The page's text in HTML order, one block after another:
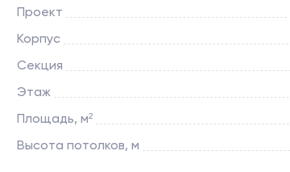
Проект
Корпус
Секция
Этаж
Площадь, м²
Высота потолков, м